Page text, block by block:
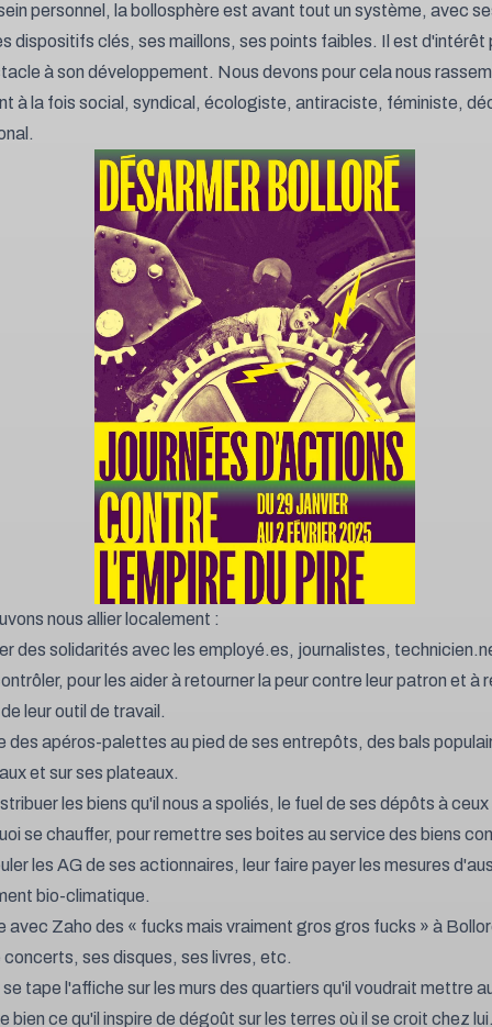
personnel, la bollosphère est avant tout un système, avec
dispositifs clés, ses maillons, ses points faibles. Il est d'intérêt
à son développement. Nous devons pour cela nous
à la fois social, syndical, écologiste, antiraciste, féministe,
nous allier localement :
des solidarités avec les employé.es, journalistes,
pour les aider à retourner la peur contre leur patron et à
leur outil de travail.
des apéros-palettes au pied de ses entrepôts, des bals
et sur ses plateaux.
les biens qu'il nous a spoliés, le fuel de ses dépôts à ceux
se chauffer, pour remettre ses boites au service des biens
les AG de ses actionnaires, leur faire payer les mesures
bio-climatique.
avec Zaho des « fucks mais vraiment gros gros fucks » à
concerts, ses disques, ses livres, etc.
se tape l'affiche sur les murs des quartiers qu'il voudrait mettre
bien ce qu'il inspire de dégoût sur les terres où il se croit chez